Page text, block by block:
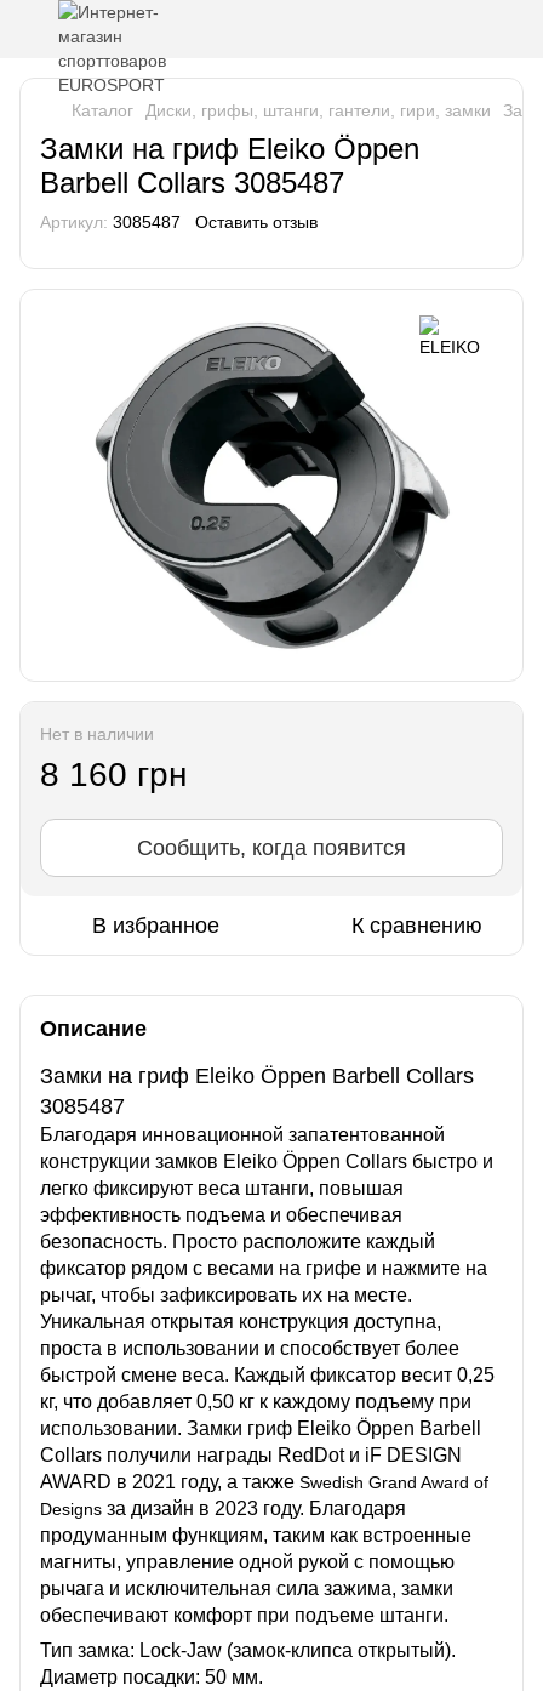
Каталог Диски, грифы, штанги, гантели, гири, замки
Замки на гриф Eleiko Öppen
Barbell Collars 3085487
Артикул: 3085487 Оставить отзыв
Нет в наличии
8 160 грн
Сообщить, когда появится
В избранное К сравнению
Описание
Замки на гриф Eleiko Öppen Barbell Collars
3085487
Благодаря инновационной запатентованной
конструкции замков Eleiko Öppen Collars быстро и
легко фиксируют веса штанги, повышая
эффективность подъема и обеспечивая
безопасность. Просто расположите каждый
фиксатор рядом с весами на грифе и нажмите на
рычаг, чтобы зафиксировать их на месте.
Уникальная открытая конструкция доступна,
проста в использовании и способствует более
быстрой смене веса. Каждый фиксатор весит 0,25
кг, что добавляет 0,50 кг к каждому подъему при
использовании. Замки гриф Eleiko Öppen Barbell
Collars получили награды RedDot и iF DESIGN
AWARD в 2021 году, а также Swedish Grand Award of
Designs за дизайн в 2023 году. Благодаря
продуманным функциям, таким как встроенные
магниты, управление одной рукой с помощью
рычага и исключительная сила зажима, замки
обеспечивают комфорт при подъеме штанги.
Тип замка: Lock-Jaw (замок-клипса открытый).
Диаметр посадки: 50 мм.